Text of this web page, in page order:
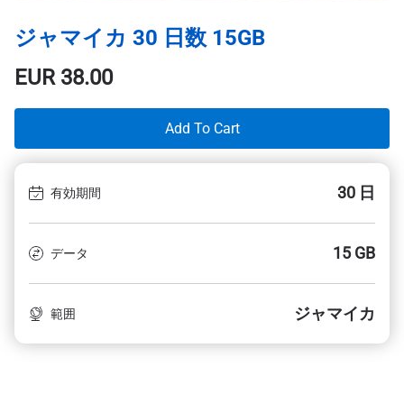
ジャマイカ 30 日数 15GB
EUR38.00
Add To Cart
有効期間 30 日
データ 15 GB
範囲 ジャマイカ